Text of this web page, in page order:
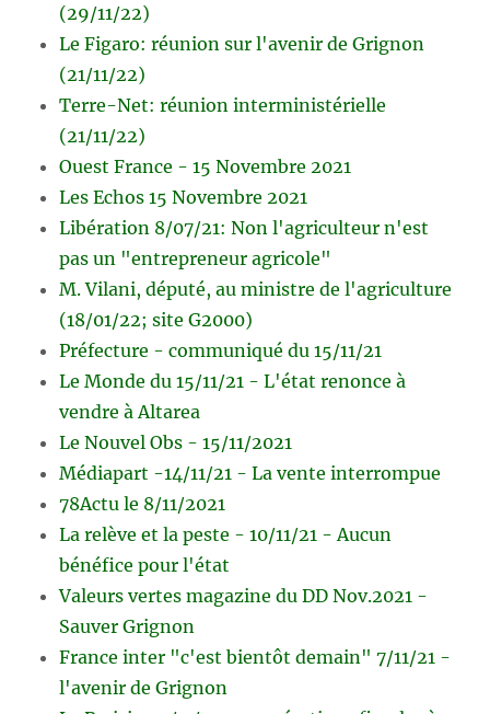
(29/11/22)
Le Figaro: réunion sur l'avenir de Grignon
(21/11/22)
Terre-Net: réunion interministérielle
(21/11/22)
Ouest France - 15 Novembre 2021
Les Echos 15 Novembre 2021
Libération 8/07/21: Non l'agriculteur n'est
pas un "entrepreneur agricole"
M. Vilani, député, au ministre de l'agriculture
(18/01/22; site G2000)
Préfecture - communiqué du 15/11/21
Le Monde du 15/11/21 - L'état renonce à
vendre à Altarea
Le Nouvel Obs - 15/11/2021
Médiapart -14/11/21 - La vente interrompue
78Actu le 8/11/2021
La relève et la peste - 10/11/21 - Aucun
bénéfice pour l'état
Valeurs vertes magazine du DD Nov.2021 -
Sauver Grignon
France inter "c'est bientôt demain" 7/11/21 -
l'avenir de Grignon